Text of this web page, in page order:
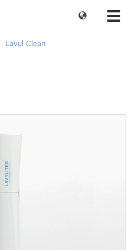
Change
Lavyl Clean